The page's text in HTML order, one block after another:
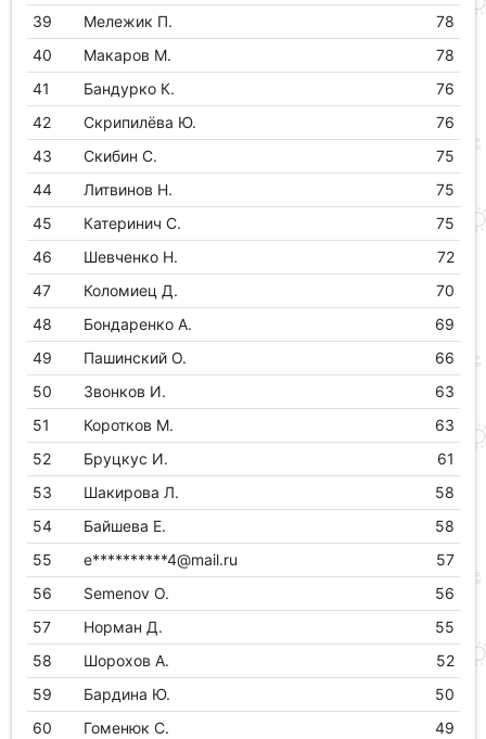
39 Мележик П.
78
40
Макаров М.
78
41
Бандурко К.
76
42
Скрипилёва Ю.
76
43
Скибин С.
75
44
Литвинов Н.
75
45
Катеринич С.
75
46
Шевченко Н.
72
47
Коломиец Д.
70
48
Бондаренко А.
69
49
Пашинский О.
66
50
Звонков И.
63
51
Коротков М.
63
52
Бруцкус И.
61
53
Шакирова Л.
58
54
Байшева Е.
58
55
e**********4@mail.ru
57
56
Semenov O.
56
57
Норман Д.
55
58
Шорохов А.
52
59
Бардина Ю.
50
60
Гоменюк С.
49